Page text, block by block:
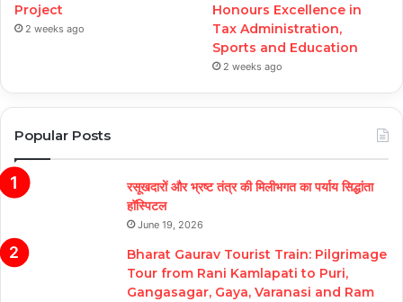
Project
2 weeks ago
Honours Excellence in
Tax Administration,
Sports and Education
2 weeks ago
Popular Posts
रसूखदारों और भ्रष्ट तंत्र की मिलीभगत का पर्याय सिद्धांता
हॉस्पिटल
June 19, 2026
Bharat Gaurav Tourist Train: Pilgrimage
Tour from Rani Kamlapati to Puri,
Gangasagar, Gaya, Varanasi and Ram